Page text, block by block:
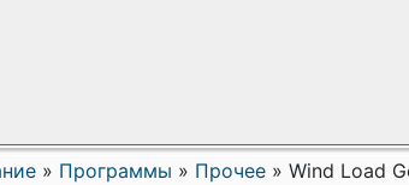
» Программы » Прочее » Wind Load